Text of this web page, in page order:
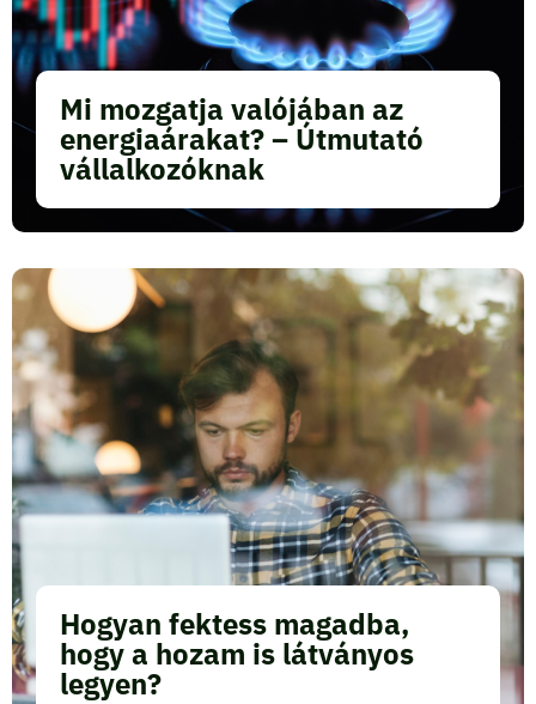
Mi mozgatja valójában az
energiaárakat? – Útmutató
vállalkozóknak
Hogyan fektess magadba,
hogy a hozam is látványos
legyen?